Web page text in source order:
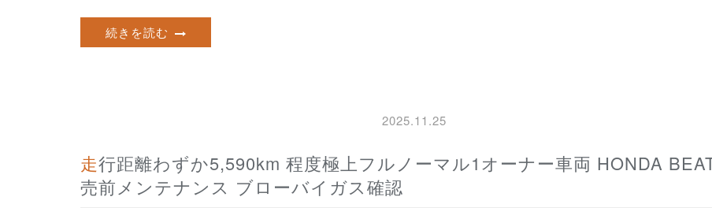
続きを読む
2025.11.25
走行距離わずか5,590km 程度極上フルノーマル1オーナー車両 HONDA BEAT 販
売前メンテナンス ブローバイガス確認